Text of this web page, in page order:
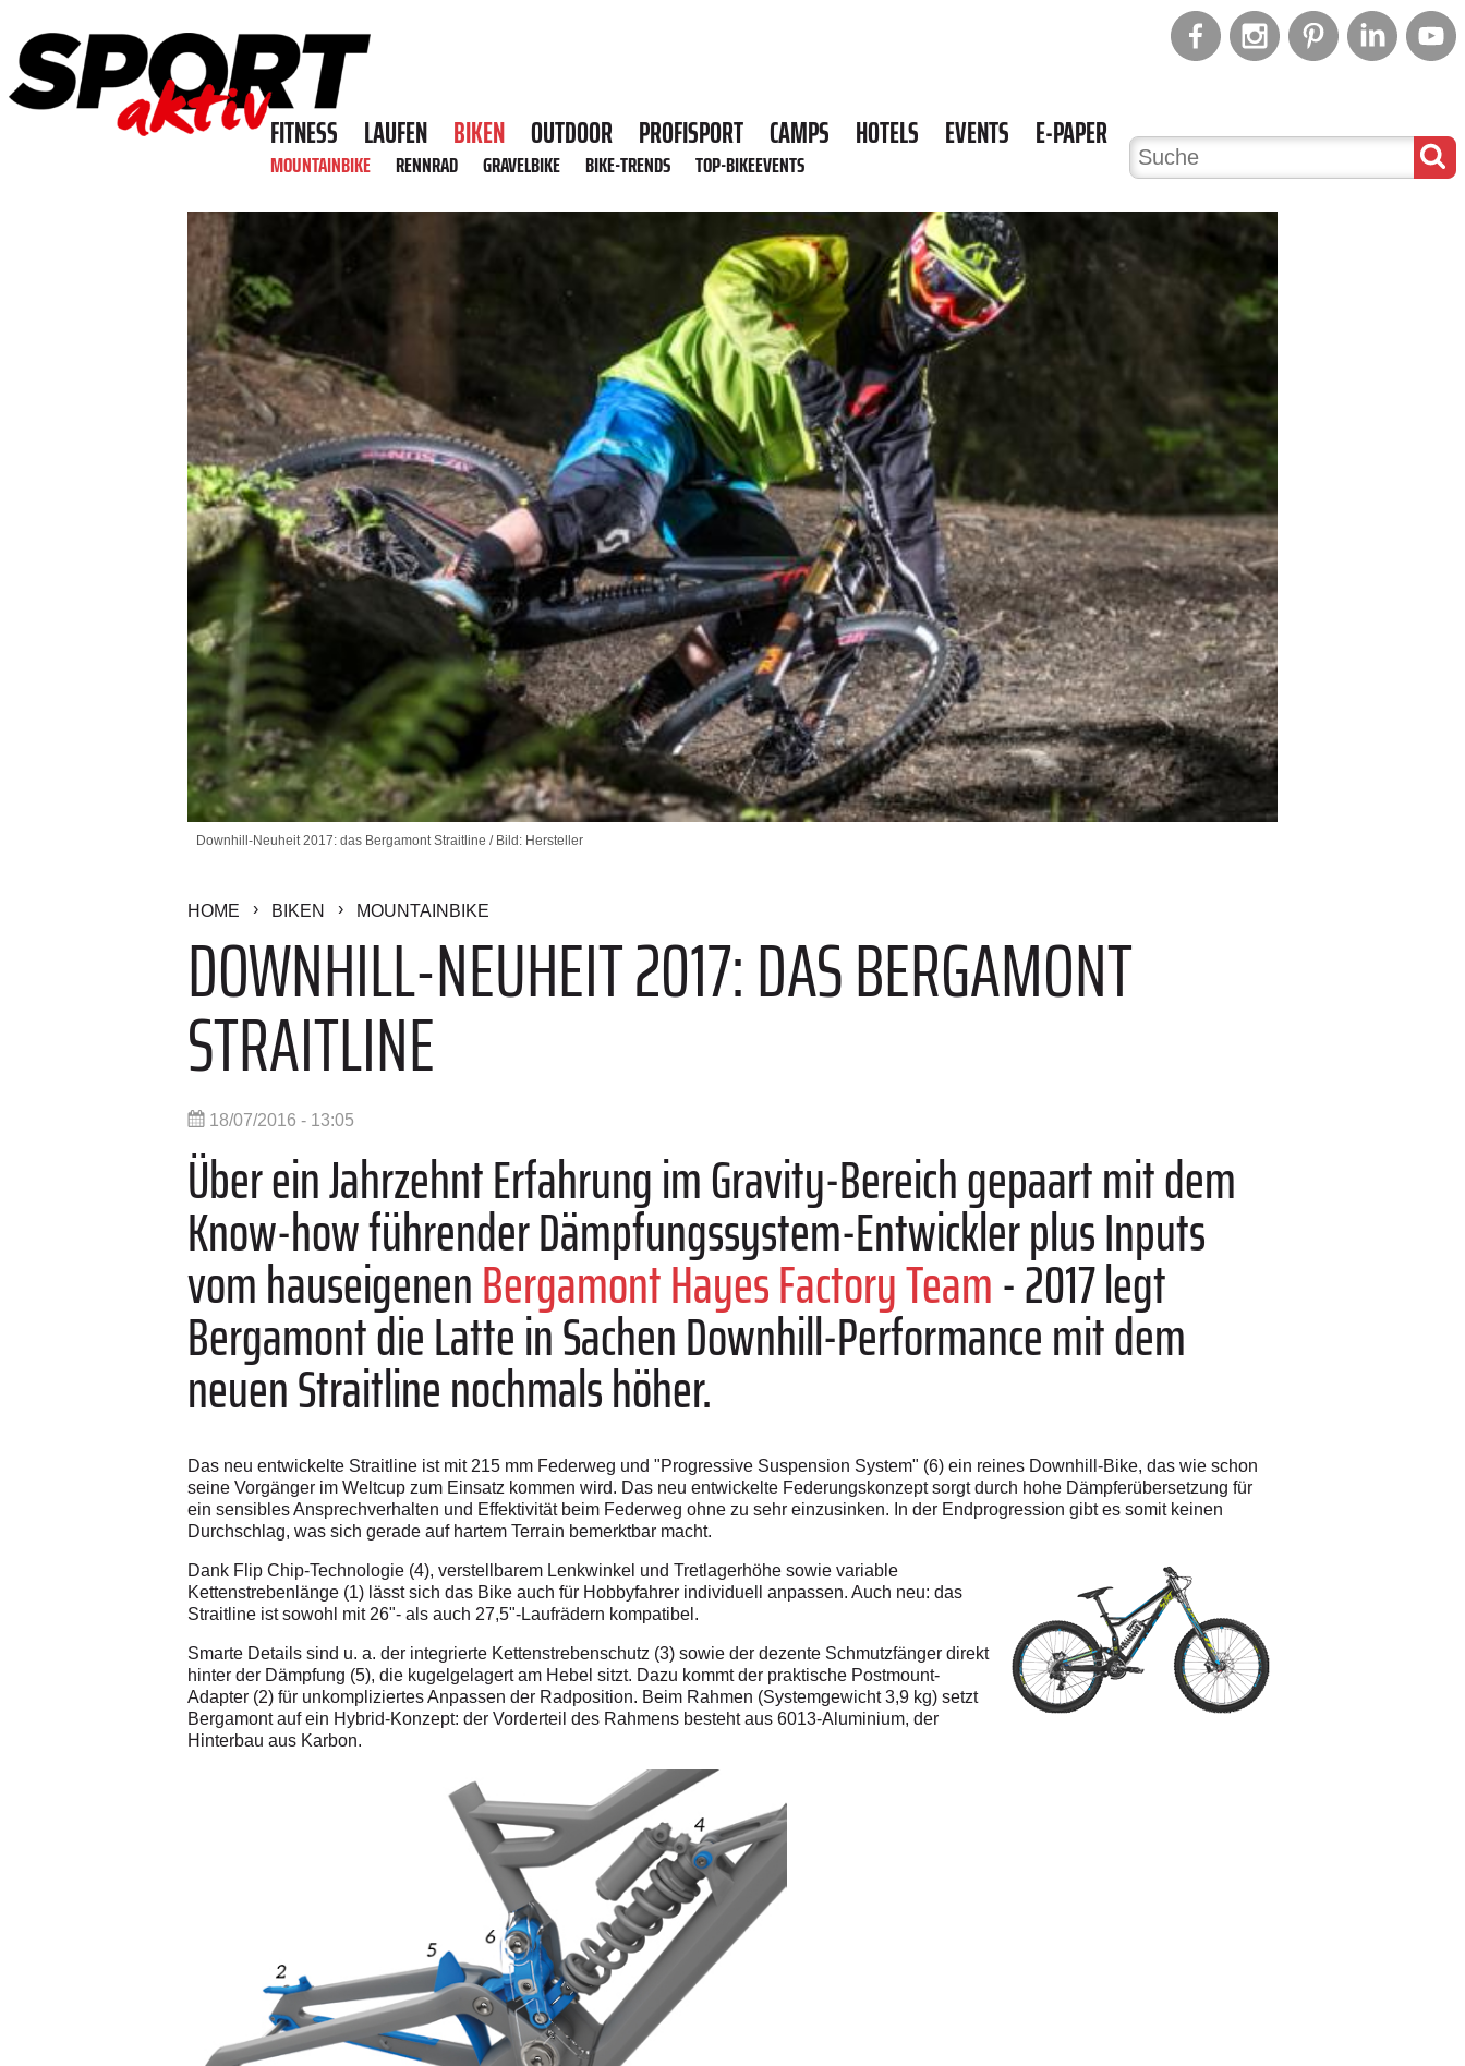
FITNESS LAUFEN BIKEN OUTDOOR PROFISPORT CAMPS HOTELS EVENTS E-PAPER
MOUNTAINBIKE RENNRAD GRAVELBIKE BIKE-TRENDS TOP-BIKEEVENTS
Downhill-Neuheit 2017: das Bergamont Straitline / Bild: Hersteller
HOME BIKEN MOUNTAINBIKE
DOWNHILL-NEUHEIT 2017: DAS BERGAMONT
STRAITLINE
18/07/2016 - 13:05
Über ein Jahrzehnt Erfahrung im Gravity-Bereich gepaart mit dem
Know-how führender Dämpfungssystem-Entwickler plus Inputs
vom hauseigenenBergamont Hayes Factory Team- 2017 legt
Bergamont die Latte in Sachen Downhill-Performance mit dem
neuen Straitline nochmals höher.
Das neu entwickelte Straitline ist mit 215 mm Federweg und "Progressive Suspension System" (6) ein reines Downhill-Bike, das wie schon
seine Vorgänger im Weltcup zum Einsatz kommen wird. Das neu entwickelte Federungskonzept sorgt durch hohe Dämpferübersetzung für
ein sensibles Ansprechverhalten und Effektivität beim Federweg ohne zu sehr einzusinken. In der Endprogression gibt es somit keinen
Durchschlag, was sich gerade auf hartem Terrain bemerktbar macht.
Dank Flip Chip-Technologie (4), verstellbarem Lenkwinkel und Tretlagerhöhe sowie variable
Kettenstrebenlänge (1) lässt sich das Bike auch für Hobbyfahrer individuell anpassen. Auch neu: das
Straitline ist sowohl mit 26"- als auch 27,5"-Laufrädern kompatibel.
Smarte Details sind u. a. der integrierte Kettenstrebenschutz (3) sowie der dezente Schmutzfänger direkt
hinter der Dämpfung (5), die kugelgelagert am Hebel sitzt. Dazu kommt der praktische Postmount-
Adapter (2) für unkompliziertes Anpassen der Radposition. Beim Rahmen (Systemgewicht 3,9 kg) setzt
Bergamont auf ein Hybrid-Konzept: der Vorderteil des Rahmens besteht aus 6013-Aluminium, der
Hinterbau aus Karbon.